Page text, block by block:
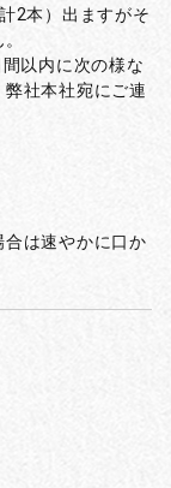
2本）出ますがそ
以内に次の様な
社本社宛にご連
合は速やかに口か